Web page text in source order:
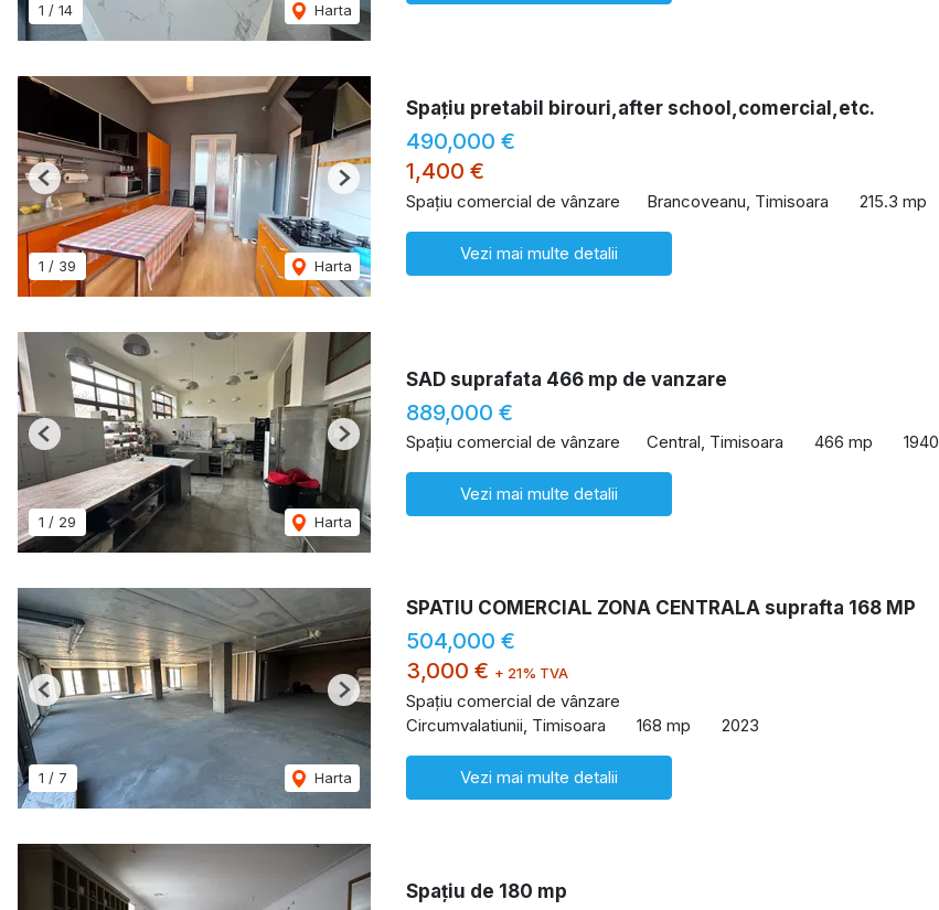
1 / 14 Harta
1 / 39 Harta
Previous Next
Spațiu pretabil birouri,after school,comercial,etc.
490,000 €
1,400 €
Spațiu comercial de vânzare Brancoveanu, Timisoara 215.3 mp
Vezi mai multe detalii
1 / 29 Harta
Previous Next
SAD suprafata 466 mp de vanzare
889,000 €
Spațiu comercial de vânzare Central, Timisoara 466 mp 1940
Vezi mai multe detalii
1 / 7 Harta
Previous Next
SPATIU COMERCIAL ZONA CENTRALA suprafta 168 MP
504,000 €
3,000 € + 21% TVA
Spațiu comercial de vânzare
Circumvalatiunii, Timisoara
168 mp 2023
Vezi mai multe detalii
Spațiu de 180 mp